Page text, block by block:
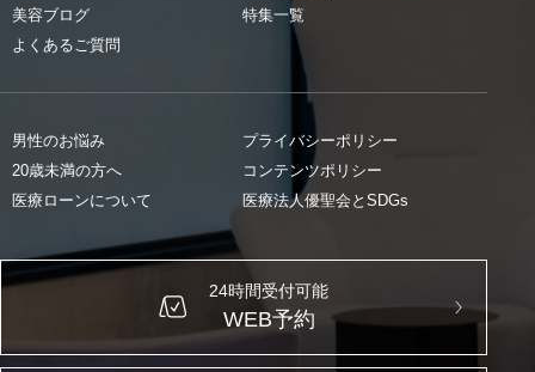
美容ブログ
よくあるご質問
特集一覧
男性のお悩み
20歳未満の方へ
医療ローンについて
プライバシーポリシー
コンテンツポリシー
医療法人優聖会とSDGs
24時間受付可能
WEB予約